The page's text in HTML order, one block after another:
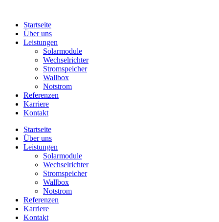
springenStartseite
Über uns
Leistungen
Solarmodule
Wechselrichter
Stromspeicher
Wallbox
Notstrom
Referenzen
Karriere
Kontakt
Startseite
Über uns
Leistungen
Solarmodule
Wechselrichter
Stromspeicher
Wallbox
Notstrom
Referenzen
Karriere
Kontakt